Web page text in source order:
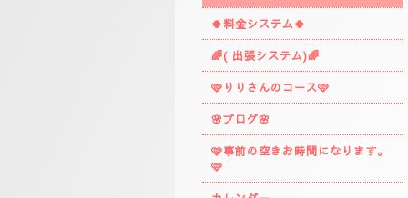
🍀料金システム🍀
🌈( 出張システム)🌈
🩷りりさんのコース🩷
🌸ブログ🌸
🩷事前の空きお時間になります。
🩷